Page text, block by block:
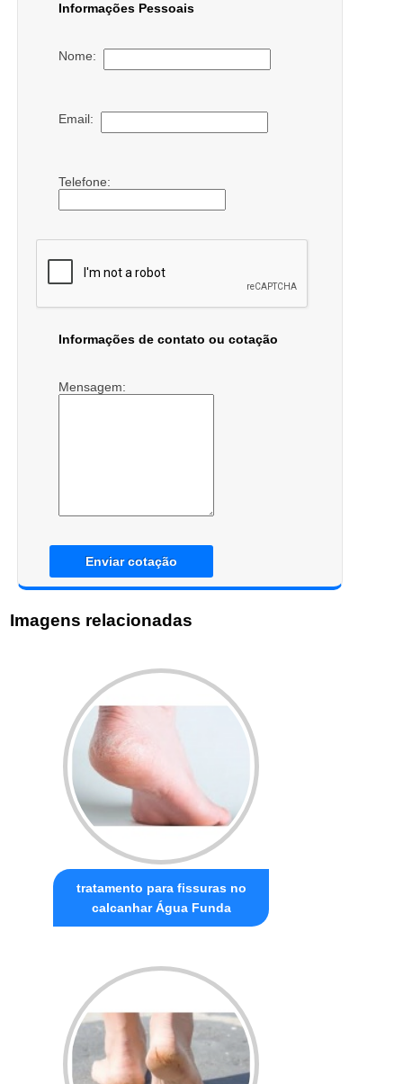
Informações Pessoais
Nome:
Email:
Telefone:
Informações de contato ou cotação
Mensagem:
Enviar cotação
Imagens relacionadas
tratamento para fissuras no
calcanhar Água Funda